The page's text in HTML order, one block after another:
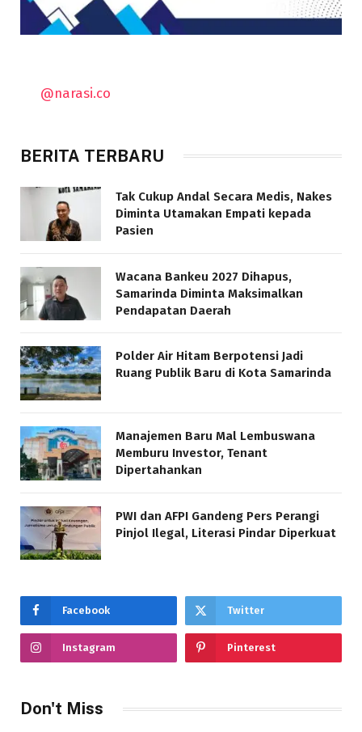
@narasi.co
BERITA TERBARU
Tak Cukup Andal Secara Medis, Nakes
Diminta Utamakan Empati kepada
Pasien
Wacana Bankeu 2027 Dihapus,
Samarinda Diminta Maksimalkan
Pendapatan Daerah
Polder Air Hitam Berpotensi Jadi
Ruang Publik Baru di Kota Samarinda
Manajemen Baru Mal Lembuswana
Memburu Investor, Tenant
Dipertahankan
PWI dan AFPI Gandeng Pers Perangi
Pinjol Ilegal, Literasi Pindar Diperkuat
Facebook Twitter
Instagram Pinterest
Don't Miss